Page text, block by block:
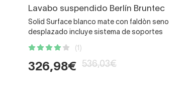
Lavabo suspendido Berlín Bruntec
Solid Surface blanco mate con faldòn seno
desplazado incluye sistema de soportes
(1)
326,98€ 536,03€